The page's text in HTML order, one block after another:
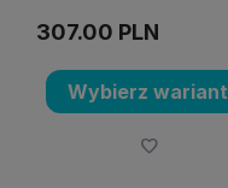
307.00 PLN
Wybierz wariant